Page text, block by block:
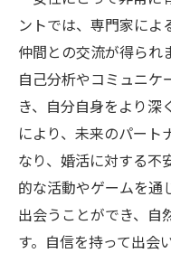
ントでは、専門家によ
仲間との交流が得られ
自己分析やコミュニケ
き、自分自身をより深
により、未来のパート
なり、婚活に対する不
的な活動やゲームを通
出会うことができ、自
す。自信を持って出会